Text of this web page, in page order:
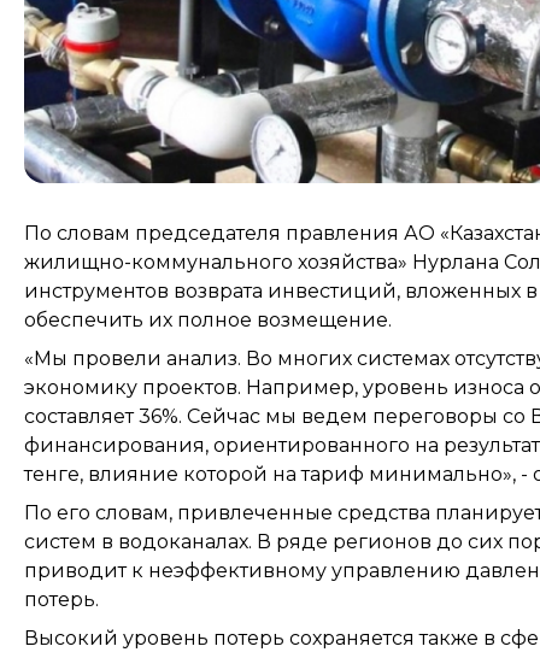
По словам председателя правления АО
жилищно-коммунального хозяйства» Нурлана
инструментов возврата инвестиций,
обеспечить их полное возмещение.
«Мы провели анализ. Во многих системах
экономику проектов. Например, уровень износа
составляет 36%. Сейчас мы ведем переговоры
финансирования, ориентированного на
тенге, влияние которой на тариф минимально», -
По его словам, привлеченные средства
систем в водоканалах. В ряде регионов до сих
приводит к неэффективному управлению
потерь.
Высокий уровень потерь сохраняется также в